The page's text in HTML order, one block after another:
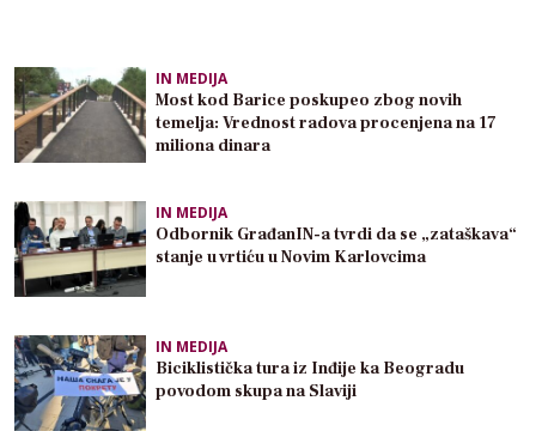
IN MEDIJA
Most kod Barice poskupeo zbog novih
temelja: Vrednost radova procenjena na 17
miliona dinara
IN MEDIJA
Odbornik GrađanIN-a tvrdi da se „zataškava“
stanje u vrtiću u Novim Karlovcima
IN MEDIJA
Biciklistička tura iz Inđije ka Beogradu
povodom skupa na Slaviji